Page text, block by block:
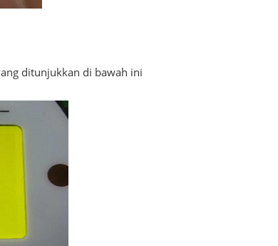
ditunjukkan di bawah ini